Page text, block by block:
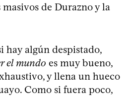
de Durazno y la
hay algún despistado,
el mundo es muy bueno,
y llena un hueco
Como si fuera poco,